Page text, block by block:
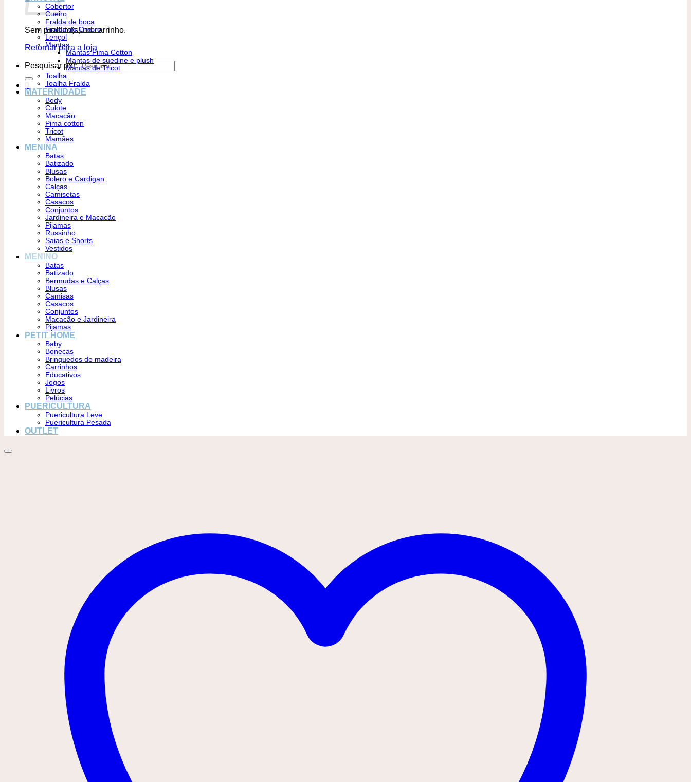
Sem produto(s) no carrinho.
Retornar para a loja
Pesquisar por:
Cobertor
Cueiro
Fralda de boca
Fralda de Ombro
Lençol
Mantas
Mantas Pima Cotton
Mantas de suedine e plush
Mantas de Tricot
Toalha
Toalha Fralda
MATERNIDADE
Body
Culote
Macacão
Pima cotton
Tricot
Mamães
MENINA
Batas
Batizado
Blusas
Bolero e Cardigan
Calças
Camisetas
Casacos
Conjuntos
Jardineira e Macacão
Pijamas
Russinho
Saias e Shorts
Vestidos
MENINO
Batas
Batizado
Bermudas e Calças
Blusas
Camisas
Casacos
Conjuntos
Macacão e Jardineira
Pijamas
PETIT HOME
Baby
Bonecas
Brinquedos de madeira
Carrinhos
Educativos
Jogos
Livros
Pelúcias
PUERICULTURA
Puericultura Leve
Puericultura Pesada
OUTLET